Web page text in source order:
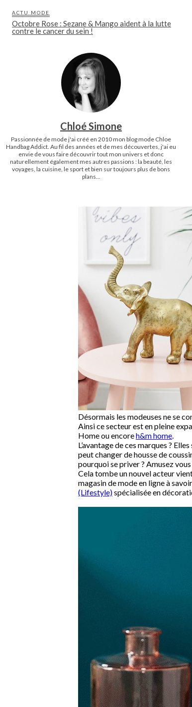
ACTU MODE
Octobre Rose : Sezane & Mango aident à la lutte
contre le cancer du sein !
Chloé Simone
Passionnée de mode j'ai créé en 2010 mon blog mode Chloe
Handbag Addict. Au fil des années et de mes découvertes, j'ai eu
envie de vous faire découvrir tout mon univers et donc
naturellement également mes autres passions : la beauté, les
voyages, la cuisine, le sport et bien sur toujours plus de bons
plans...
Désormais les modeuses ne se
Ainsi ce secteur est en pleine
Home ou encoreh&m home.
L’avantage de ces marques ?
peut changer de housse de
pourquoi se priver ? Amusez vous
Cela tombe un nouvel acteur
magasin de mode en ligne à
(Lifestyle)spécialisée en